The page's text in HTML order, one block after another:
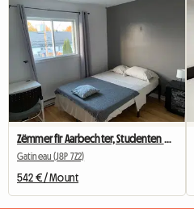
Zëmmer fir Aarbechter, Studenten oder Touristen
Gatineau (J8P 7Z2)
542 € / Mount